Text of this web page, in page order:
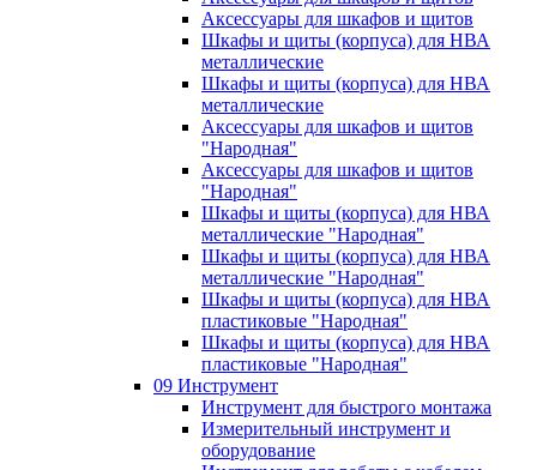
Аксессуары для шкафов и щитов
Шкафы и щиты (корпуса) для НВА
металлические
Шкафы и щиты (корпуса) для НВА
металлические
Аксессуары для шкафов и щитов
"Народная"
Аксессуары для шкафов и щитов
"Народная"
Шкафы и щиты (корпуса) для НВА
металлические "Народная"
Шкафы и щиты (корпуса) для НВА
металлические "Народная"
Шкафы и щиты (корпуса) для НВА
пластиковые "Народная"
Шкафы и щиты (корпуса) для НВА
пластиковые "Народная"
09 Инструмент
Инструмент для быстрого монтажа
Измерительный инструмент и
оборудование